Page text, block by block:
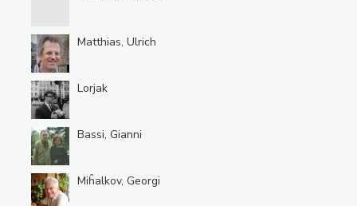
Matthias, Ulrich
Lorjak
Bassi, Gianni
Miĥalkov, Georgi